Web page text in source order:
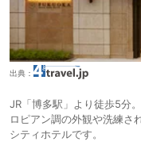
出典：
JR「博多駅」より徒歩5分
ロピアン調の外観や洗練さ
シティホテルです。